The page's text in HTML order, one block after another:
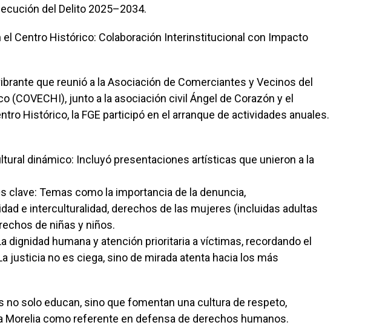
del Delito 2025–2034.
el Centro Histórico: Colaboración Interinstitucional con Impacto
que reunió a la Asociación de Comerciantes y Vecinos del
(COVECHI), junto a la asociación civil Ángel de Corazón y el
Histórico, la FGE participó en el arranque de actividades anuales.
dinámico: Incluyó presentaciones artísticas que unieron a la
clave: Temas como la importancia de la denuncia,
e interculturalidad, derechos de las mujeres (incluidas adultas
de niñas y niños.
dignidad humana y atención prioritaria a víctimas, recordando el
justicia no es ciega, sino de mirada atenta hacia los más
no solo educan, sino que fomentan una cultura de respeto,
Morelia como referente en defensa de derechos humanos.